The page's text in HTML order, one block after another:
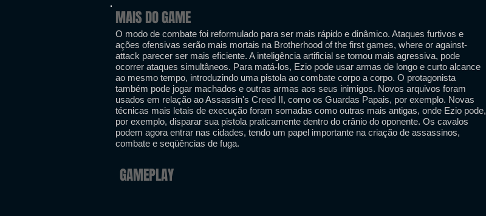
MAIS DO GAME
O modo de combate foi reformulado para ser mais rápido e dinâmico. Ataques furtivos e
ações ofensivas serão mais mortais na Brotherhood of the first games, where or against-
attack parecer ser mais eficiente. A inteligência artificial se tornou mais agressiva, pode
ocorrer ataques simultâneos. Para matá-los, Ezio pode usar armas de longo e curto alcance
ao mesmo tempo, introduzindo uma pistola ao combate corpo a corpo. O protagonista
também pode jogar machados e outras armas aos seus inimigos. Novos arquivos foram
usados ​​em relação ao Assassin's Creed II, como os Guardas Papais, por exemplo. Novas
técnicas mais letais de execução foram somadas como outras mais antigas, onde Ezio pode,
por exemplo, disparar sua pistola praticamente dentro do crânio do oponente. Os cavalos
podem agora entrar nas cidades, tendo um papel importante na criação de assassinos,
combate e seqüências de fuga.
GAMEPLAY